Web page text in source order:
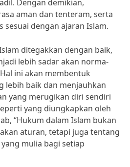
Dengan demikian,
aman dan tenteram, serta
sesuai dengan ajaran Islam.
ditegakkan dengan baik,
lebih sadar akan norma-
ini akan membentuk
lebih baik dan menjauhkan
yang merugikan diri sendiri
yang diungkapkan oleh
“Hukum dalam Islam bukan
aturan, tetapi juga tentang
mulia bagi setiap